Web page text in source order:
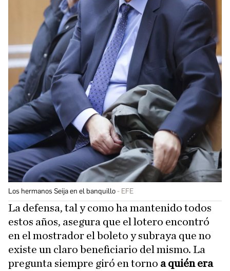
Los hermanos Seija en el banquillo EFE
La defensa, tal y como ha mantenido todos
estos años, asegura que el lotero encontró
en el mostrador el boleto y subraya que no
existe un claro beneficiario del mismo. La
pregunta siempre giró en torno a quién era